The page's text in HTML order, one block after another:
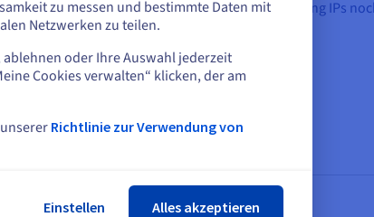
stellt den wichtigsten
kann einer einzelnen
werden, um
Instanzen im
war dank Floating IPs
zu messen und bestimmte Daten mit
Netzwerken zu teilen.
oder Ihre Auswahl jederzeit
Cookies verwalten“ klicken, der am
Richtlinie zur Verwendung von
Einstellen Alles akzeptieren